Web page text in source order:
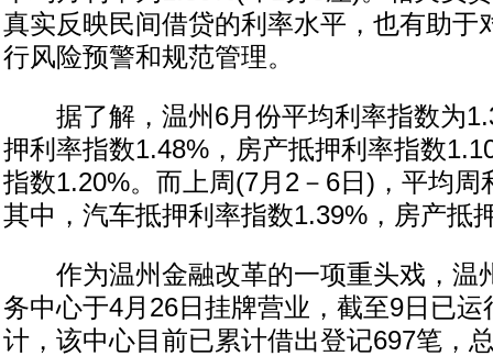
真实反映民间借贷的利率水平，也有助于
行风险预警和规范管理。
据了解，温州6月份平均利率指数为
押利率指数1.48%，房产抵押利率指数
指数1.20%。而上周(7月2－6日)，平均周
其中，汽车抵押利率指数1.39%，房产抵
作为温州金融改革的一项重头戏，温
务中心于4月26日挂牌营业，截至9日已运
计，该中心目前已累计借出登记697笔，